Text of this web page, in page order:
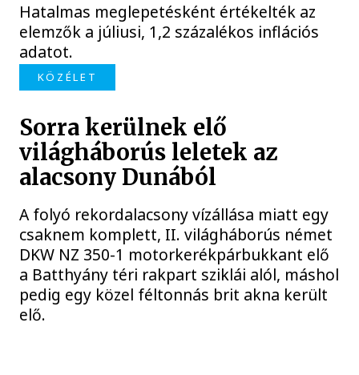
Hatalmas meglepetésként értékelték az
elemzők a júliusi, 1,2 százalékos inflációs
adatot.
KÖZÉLET
Sorra kerülnek elő
világháborús leletek az
alacsony Dunából
A folyó rekordalacsony vízállása miatt egy
csaknem komplett, II. világháborús német
DKW NZ 350-1 motorkerékpárbukkant elő
a Batthyány téri rakpart sziklái alól, máshol
pedig egy közel féltonnás brit akna került
elő.